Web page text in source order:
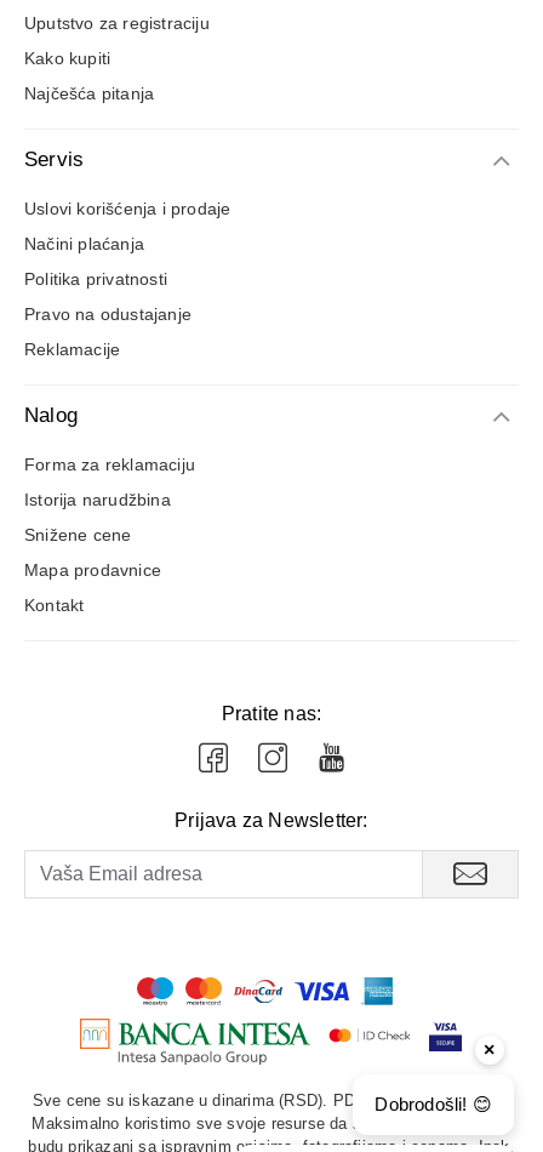
Uputstvo za registraciju
Kako kupiti
Najčešća pitanja
Servis
Uslovi korišćenja i prodaje
Načini plaćanja
Politika privatnosti
Pravo na odustajanje
Reklamacije
Nalog
Forma za reklamaciju
Istorija narudžbina
Snižene cene
Mapa prodavnice
Kontakt
Pratite nas:
Prijava za Newsletter:
Sve cene su iskazane u dinarima (RSD). PDV je uračunat u cenu.
Maksimalno koristimo sve svoje resurse da svi artikli u prodavnici
budu prikazani sa ispravnim opisima, fotografijama i cenama. Ipak,
×
Dobrodošli! 😊